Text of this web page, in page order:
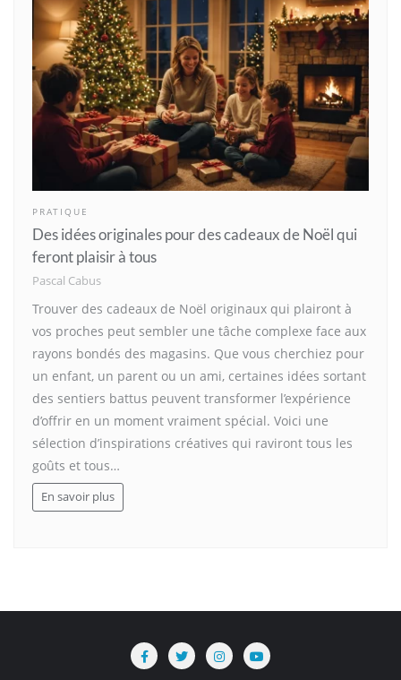
PRATIQUE
Des idées originales pour des cadeaux de Noël qui
feront plaisir à tous
Pascal Cabus
Trouver des cadeaux de Noël originaux qui plairont à
vos proches peut sembler une tâche complexe face aux
rayons bondés des magasins. Que vous cherchiez pour
un enfant, un parent ou un ami, certaines idées sortant
des sentiers battus peuvent transformer l’expérience
d’offrir en un moment vraiment spécial. Voici une
sélection d’inspirations créatives qui raviront tous les
goûts et tous…
En savoir plus